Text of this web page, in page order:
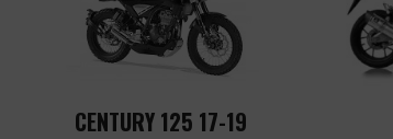
CENTURY 125 17-19